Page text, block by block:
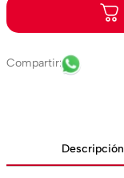
Descripción